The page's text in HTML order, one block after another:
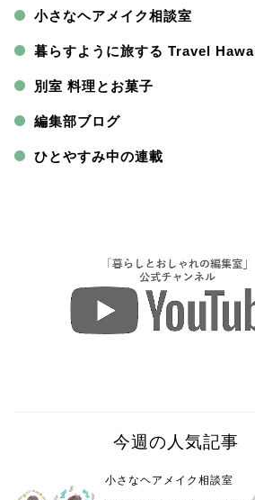
小さなヘアメイク相談室
暮らすように旅する Travel
別室 料理とお菓子
編集部ブログ
ひとやすみ中の連載
今週の人気記事
小さなヘアメイク相談室